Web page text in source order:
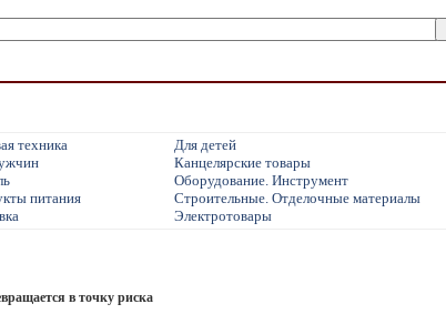
техника
Для детей
Канцелярские товары
Оборудование. Инструмент
питания
Строительные. Отделочные материалы
Электротовары
в точку риска